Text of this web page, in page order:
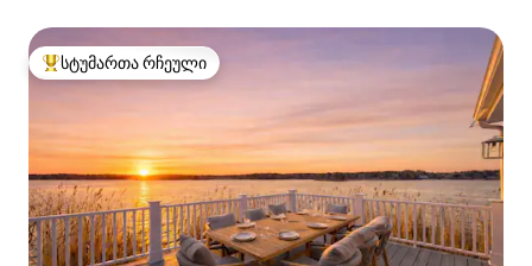
სტუმართა რჩეული მოწინავე ვარიანტი
სტუმართა რჩეული